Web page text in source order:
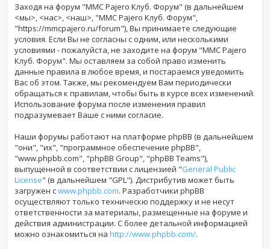
Заходя на форум "MMC Pajero Клуб. Форум" (в дальнейшем
<мы>, <нас>, <наш>, "MMC Pajero Клуб. Форум",
"https://mmcpajero.ru/forum"), Вы принимаете следующие
условия. Если Вы не согласны с одним, или несколькими
условиями - пожалуйста, не заходите на форум "MMC Pajero
Клуб. Форум". Мы оставляем за собой право изменить
данные правила в любое время, и постараемся уведомить
Вас об этом. Также, мы рекомендуем Вам периодически
обращаться к правилам, чтобы быть в курсе всех изменений.
Использование форумапосле изменения правил
подразумевает Ваше с ними согласие.
Наши форумы работают на платформе phpBB (в дальнейшем
"они", "их", "программное обеспечение phpBB",
"www.phpbb.com", "phpBB Group", "phpBB Teams"),
выпущенной в соответствии с лицензией "General Public
License" (в дальнейшем "GPL"). Дистрибутив может быть
загружен сwww.phpbb.com. Разработчики phpBB
осуществляют только техническю поддержку и не несут
ответственности за материалы, размещенные на форуме и
действия администрации. С более детальной информацией
можно ознакомиться наhttp://www.phpbb.com/.